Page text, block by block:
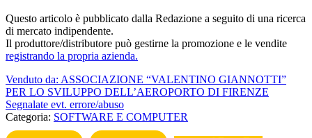
Questo articolo è pubblicato dalla Redazione a seguito di una ricerca
di mercato indipendente.
Il produttore/distributore può gestirne la promozione e le vendite
registrando la propria azienda.
Venduto da: ASSOCIAZIONE “VALENTINO GIANNOTTI”
PER LO SVILUPPO DELL’AEROPORTO DI FI­RENZE
Segnalate evt. errore/abuso
Categoria: SOFTWARE E COMPUTER